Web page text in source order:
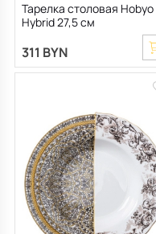
Тарелка столовая Hobyo
Hybrid 27,5 см
311 BYN